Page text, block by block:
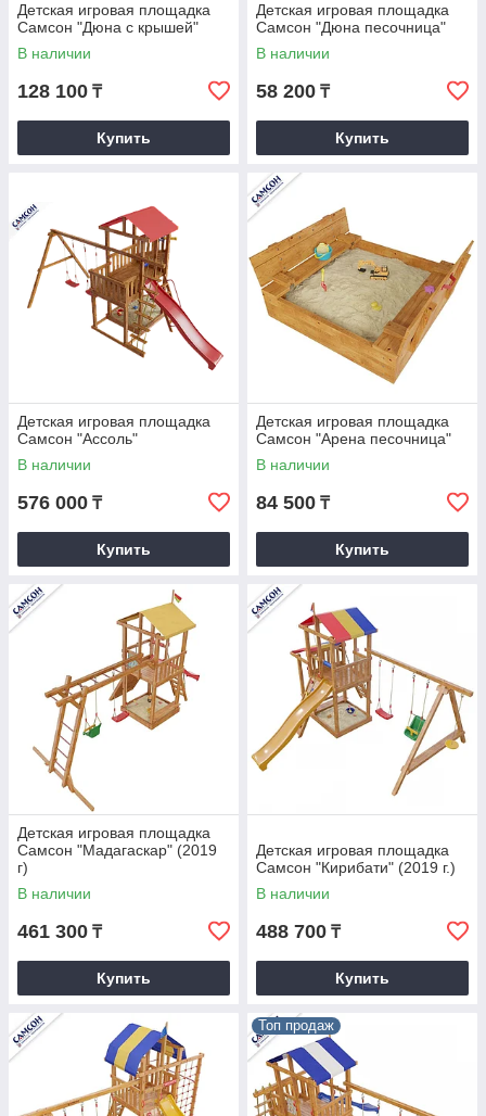
Детская игровая площадка
Самсон "Дюна с крышей"
В наличии
128 100 ₸
Купить
Детская игровая площадка
Самсон "Дюна песочница"
В наличии
58 200 ₸
Купить
Детская игровая площадка
Самсон "Ассоль"
В наличии
576 000 ₸
Купить
Детская игровая площадка
Самсон "Арена песочница"
В наличии
84 500 ₸
Купить
Детская игровая площадка
Самсон "Мадагаскар" (2019
г)
В наличии
461 300 ₸
Купить
Детская игровая площадка
Самсон "Кирибати" (2019 г.)
В наличии
488 700 ₸
Купить
Топ продаж